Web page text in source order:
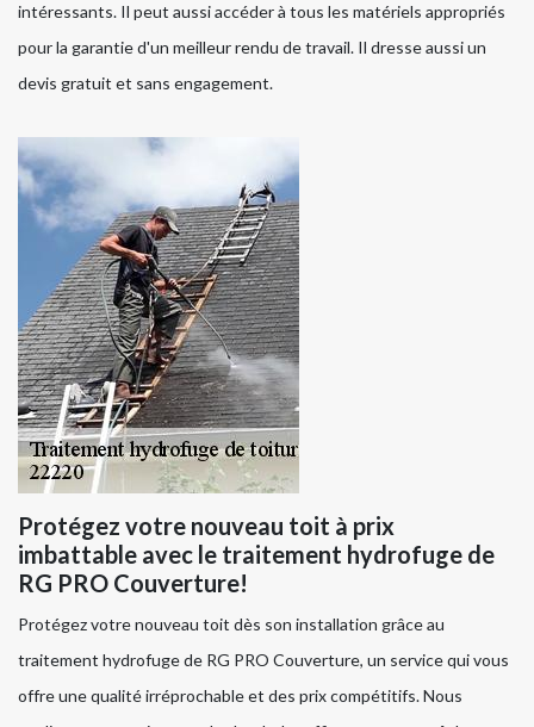
intéressants. Il peut aussi accéder à tous les matériels appropriés
pour la garantie d'un meilleur rendu de travail. Il dresse aussi un
devis gratuit et sans engagement.
Protégez votre nouveau toit à prix
imbattable avec le traitement hydrofuge de
RG PRO Couverture!
Protégez votre nouveau toit dès son installation grâce au
traitement hydrofuge de RG PRO Couverture, un service qui vous
offre une qualité irréprochable et des prix compétitifs. Nous